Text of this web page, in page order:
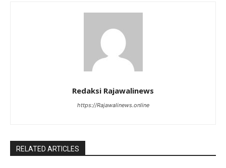
Redaksi Rajawalinews
https://Rajawalinews.online
RELATED ARTICLES